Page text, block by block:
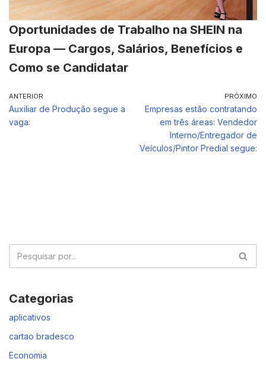
Oportunidades de Trabalho na SHEIN na
Europa — Cargos, Salários, Benefícios e
Como se Candidatar
ANTERIOR
Auxiliar de Produção segue a
vaga:
PRÓXIMO
Empresas estão contratando
em três áreas: Vendedor
Interno/Entregador de
Veículos/Pintor Predial segue:
Categorias
aplicativos
cartao bradesco
Economia